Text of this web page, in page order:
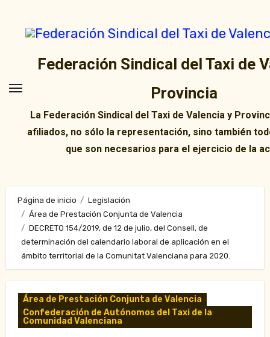
contenido
Federación Sindical del Taxi de
Provincia
La Federación Sindical del Taxi de Valencia y
afiliados, no sólo la representación, sino también
que son necesarios para el ejercicio de la
Página de inicio
Legislación
Área de Prestación Conjunta de Valencia
DECRETO 154/2019, de 12 de julio, del Consell, de
determinación del calendario laboral de aplicación en el
ámbito territorial de la Comunitat Valenciana para 2020.
Área de Prestación Conjunta de Valencia
Confederación de Autónomos del Taxi de la
Comunidad Valenciana